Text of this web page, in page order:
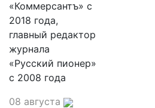
«Коммерсантъ» с
2018 года,
главный редактор
журнала
«Русский пионер»
с 2008 года
08 августа